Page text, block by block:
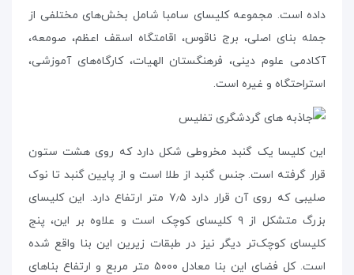
داده است. مجموعه کلیسای سامبا شامل بخش‌های مختلفی از
جمله بنای اصلی، برج ناقوس، اقامتگاه اسقف اعظم، صومعه،
آکادمی علوم دینی، فرهنگستان الهیات، کارگاه‌های آموزشی،
استراحتگاه و غیره است.
این کلیسا یک گنبد مخروطی شکل دارد که روی هشت ستون
قرار گرفته است. جنس گنبد از طلا است و از پایین گنبد تا نوک
صلیبی که روی آن قرار دارد ۷٫۵ متر ارتفاع دارد. این کلیسای
بزرگ متشکل از ۹ کلیسای کوچک است و علاوه بر این، پنج
کلیسای کوچک‌تر دیگر نیز در طبقات زیرین این بنا واقع شده
است. کل فضای این بنا معادل ۵۰۰۰ متر مربع و ارتفاع بناهای